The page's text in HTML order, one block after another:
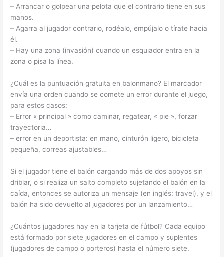
– Arrancar o golpear una pelota que el contrario tiene en sus
manos.
– Agarra al jugador contrario, rodéalo, empújalo o tírate hacia
él.
– Hay una zona (invasión) cuando un esquiador entra en la
zona o pisa la línea.
¿Cuál es la puntuación gratuita en balonmano? El marcador
envía una orden cuando se comete un error durante el juego,
para estos casos:
– Error « principal » como caminar, regatear, « pie », forzar
trayectoria…
– error en un deportista: en mano, cinturón ligero, bicicleta
pequeña, correas ajustables…
Si el jugador tiene el balón cargando más de dos apoyos sin
driblar, o si realiza un salto completo sujetando el balón en la
caída, entonces se autoriza un mensaje (en inglés: travel), y el
balón ha sido devuelto al jugadores por un lanzamiento…
¿Cuántos jugadores hay en la tarjeta de fútbol? Cada equipo
está formado por siete jugadores en el campo y suplentes
(jugadores de campo o porteros) hasta el número siete.